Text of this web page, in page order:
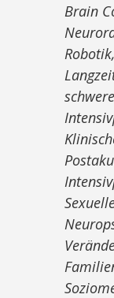
Brain